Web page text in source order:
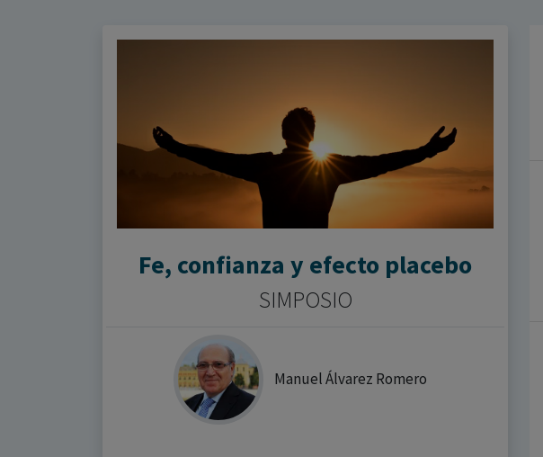
Fe, confianza y efecto placebo
SIMPOSIO
Manuel Álvarez Romero